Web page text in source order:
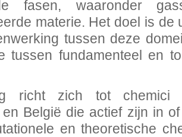
fasen, waaronder
materie. Het doel is de
tussen deze
tussen fundamenteel en
richt zich tot chemici
België die actief zijn in
en theoretische